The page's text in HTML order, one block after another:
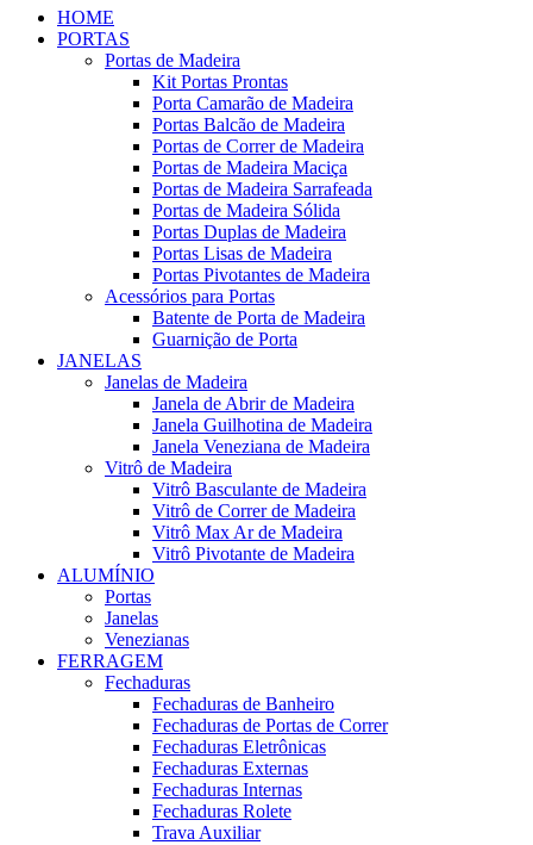
HOME
PORTAS
Portas de Madeira
Kit Portas Prontas
Porta Camarão de Madeira
Portas Balcão de Madeira
Portas de Correr de Madeira
Portas de Madeira Maciça
Portas de Madeira Sarrafeada
Portas de Madeira Sólida
Portas Duplas de Madeira
Portas Lisas de Madeira
Portas Pivotantes de Madeira
Acessórios para Portas
Batente de Porta de Madeira
Guarnição de Porta
JANELAS
Janelas de Madeira
Janela de Abrir de Madeira
Janela Guilhotina de Madeira
Janela Veneziana de Madeira
Vitrô de Madeira
Vitrô Basculante de Madeira
Vitrô de Correr de Madeira
Vitrô Max Ar de Madeira
Vitrô Pivotante de Madeira
ALUMÍNIO
Portas
Janelas
Venezianas
FERRAGEM
Fechaduras
Fechaduras de Banheiro
Fechaduras de Portas de Correr
Fechaduras Eletrônicas
Fechaduras Externas
Fechaduras Internas
Fechaduras Rolete
Trava Auxiliar